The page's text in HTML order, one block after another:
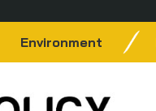
Environment